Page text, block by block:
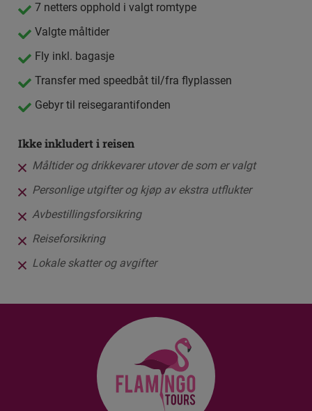
7 netters opphold i valgt romtype
Valgte måltider
Fly inkl. bagasje
Transfer med speedbåt til/fra flyplassen
Gebyr til reisegarantifonden
Ikke inkludert i reisen
Måltider og drikkevarer utover de som er valgt
Personlige utgifter og kjøp av ekstra utflukter
Avbestillingsforsikring
Reiseforsikring
Lokale skatter og avgifter